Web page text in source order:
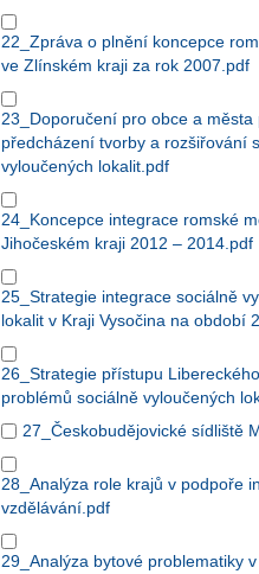
22_Zpráva o plnění koncepce
ve Zlínském kraji za rok 2007.pdf
23_Doporučení pro obce a města
předcházení tvorby a rozšiřování
vyloučených lokalit.pdf
24_Koncepce integrace romské
Jihočeském kraji 2012 – 2014.pdf
25_Strategie integrace sociálně
lokalit v Kraji Vysočina na období
26_Strategie přístupu
problémů sociálně vyloučených
27_Českobudějovické sídliště
28_Analýza role krajů v podpoře
vzdělávání.pdf
29_Analýza bytové problematiky